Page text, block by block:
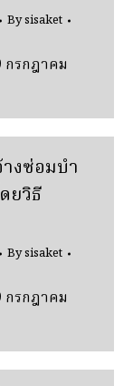
Bysisaket
กรกฎาคม
งซ่อมบํา
ยวิธี
Bysisaket
กรกฎาคม